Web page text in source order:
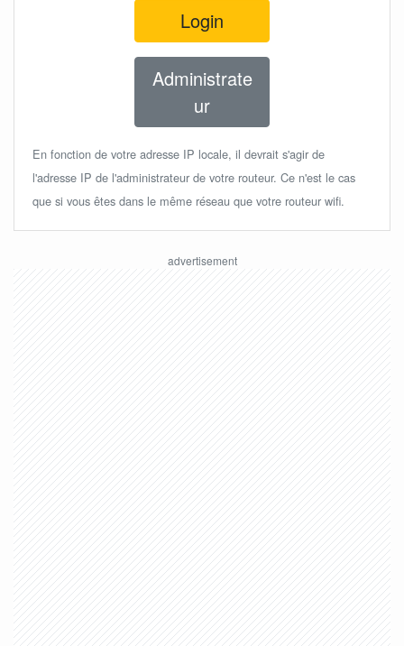
Login
Administrate
ur
En fonction de votre adresse IP locale, il devrait s'agir de
l'adresse IP de l'administrateur de votre routeur. Ce n'est le cas
que si vous êtes dans le même réseau que votre routeur wifi.